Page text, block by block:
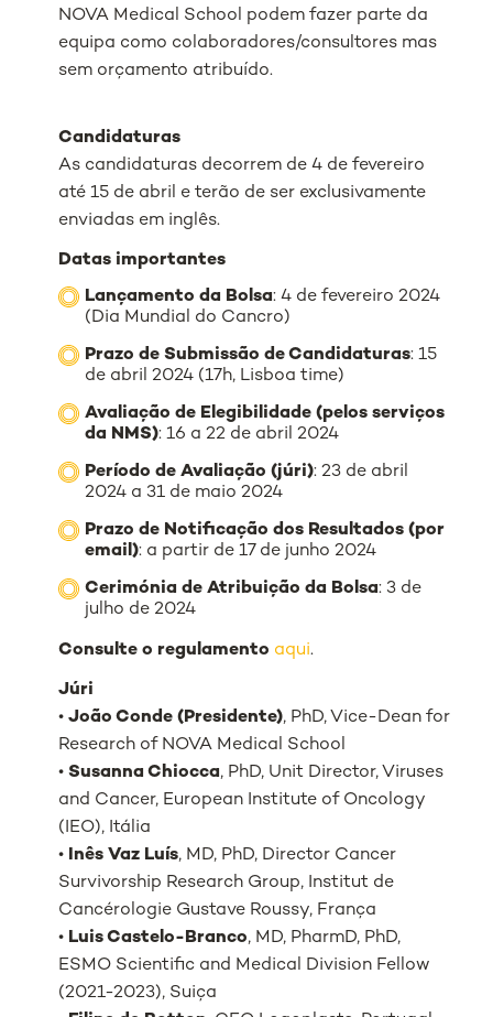
NOVA Medical School podem fazer parte da
equipa como colaboradores/consultores mas
sem orçamento atribuído.
Candidaturas
As candidaturas decorrem de 4 de fevereiro
até 15 de abril e terão de ser exclusivamente
enviadas em inglês.
Datas importantes
Lançamento da Bolsa: 4 de fevereiro 2024
(Dia Mundial do Cancro)
Prazo de Submissão de Candidaturas: 15
de abril 2024 (17h, Lisboa time)
Avaliação de Elegibilidade (pelos serviços
da NMS): 16 a 22 de abril 2024
Período de Avaliação (júri): 23 de abril
2024 a 31 de maio 2024
Prazo de Notificação dos Resultados (por
email): a partir de 17 de junho 2024
Cerimónia de Atribuição da Bolsa: 3 de
julho de 2024
Consulte o regulamento aqui.
Júri
•João Conde (Presidente), PhD, Vice-Dean for
Research of NOVA Medical School
•Susanna Chiocca, PhD, Unit Director, Viruses
and Cancer, European Institute of Oncology
(IEO), Itália
• Inês Vaz Luís, MD, PhD, Director Cancer
Survivorship Research Group, Institut de
Cancérologie Gustave Roussy, França
• Luis Castelo-Branco, MD, PharmD, PhD,
ESMO Scientific and Medical Division Fellow
(2021-2023), Suiça